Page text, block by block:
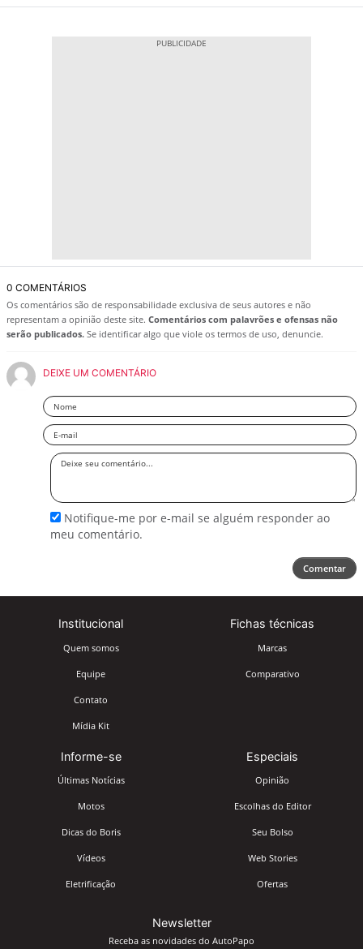
0 COMENTÁRIOS
Os comentários são de responsabilidade exclusiva de seus autores e não
representam a opinião deste site. Comentários com palavrões e ofensas não
serão publicados. Se identificar algo que viole os termos de uso, denuncie.
DEIXE UM COMENTÁRIO
Nome
Email
Deixe
Notifique-me por e-mail se alguém responder ao
meu comentário.
Comentar
Institucional
Quem somos
Equipe
Contato
Mídia Kit
Fichas técnicas
Marcas
Comparativo
Informe-se
Últimas Notícias
Motos
Dicas do Boris
Vídeos
Eletrificação
Especiais
Opinião
Escolhas do Editor
Seu Bolso
Web Stories
Ofertas
Newsletter
Receba as novidades do AutoPapo